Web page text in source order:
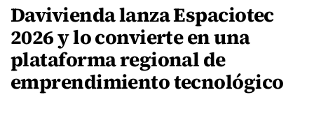
Davivienda lanza Espaciotec
2026 y lo convierte en una
plataforma regional de
emprendimiento tecnológico